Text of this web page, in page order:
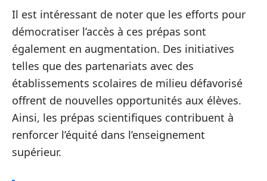
Il est intéressant de noter que les efforts pour
démocratiser l’accès à ces prépas sont
également en augmentation. Des initiatives
telles que des partenariats avec des
établissements scolaires de milieu défavorisé
offrent de nouvelles opportunités aux élèves.
Ainsi, les prépas scientifiques contribuent à
renforcer l’équité dans l’enseignement
supérieur.